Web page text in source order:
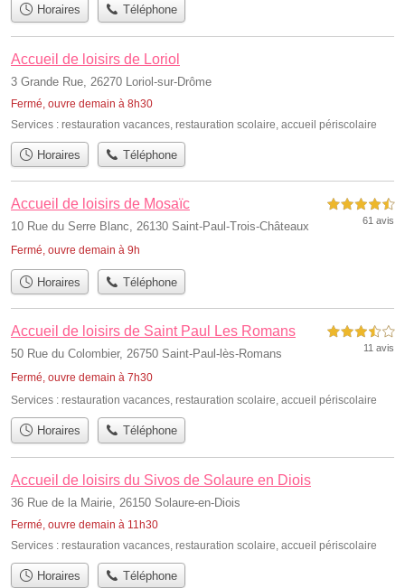
Horaires Téléphone
Accueil de loisirs de Loriol
3 Grande Rue, 26270 Loriol-sur-Drôme
Fermé, ouvre demain à 8h30
Services : restauration vacances restauration scolaire accueil périscolaire
Horaires Téléphone
Accueil de loisirs de Mosaïc
10 Rue du Serre Blanc, 26130 Saint-Paul-Trois-Châteaux
Fermé, ouvre demain à 9h
4,5 étoiles sur 5
61 avis
Horaires Téléphone
Accueil de loisirs de Saint Paul Les Romans
50 Rue du Colombier, 26750 Saint-Paul-lès-Romans
Fermé, ouvre demain à 7h30
3,5 étoiles sur 5
11 avis
Services : restauration vacances, restauration scolaire, accueil périscolaire
Horaires Téléphone
Accueil de loisirs du Sivos de Solaure en Diois
36 Rue de la Mairie, 26150 Solaure-en-Diois
Fermé, ouvre demain à 11h30
Services : restauration vacances restauration scolaire accueil périscolaire
Horaires Téléphone